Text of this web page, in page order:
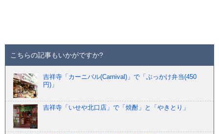
こちらの記事もいかがですか?
吉祥寺「カーニバル(Carnival)」で「ぶっかけ弁当(450
円)」
吉祥寺「いせや北口店」で「焼酎」と「やきとり」